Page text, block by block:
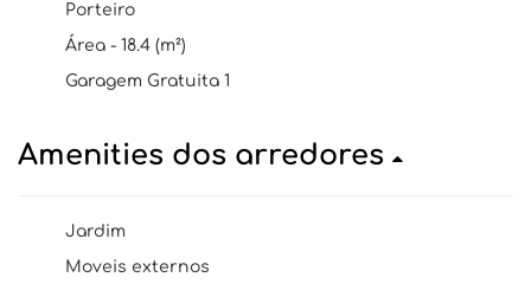
Porteiro
Área - 18.4 (m²)
Garagem Gratuita 1
Amenities dos arredores
Jardim
Moveis externos